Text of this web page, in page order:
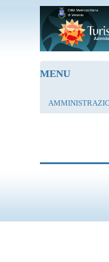
Salta al contenuto principale
MENU